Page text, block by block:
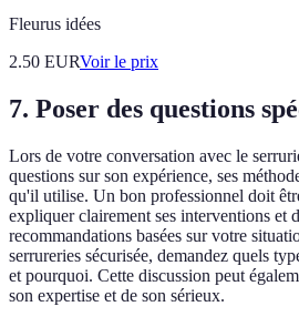
Fleurus idées
2.50 EURVoir le prix
7. Poser des questions
Lors de votre conversation avec le
questions sur son expérience, ses
qu'il utilise. Un bon professionnel doit
expliquer clairement ses interventions et
recommandations basées sur votre
serrureries sécurisée, demandez quels
et pourquoi. Cette discussion peut
son expertise et de son sérieux.